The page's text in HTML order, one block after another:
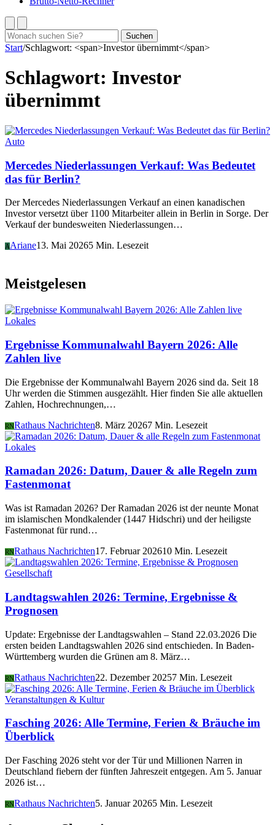
Suchen
nach:
Suchen
Start/Schlagwort: <span>Investor übernimmt</span>
Schlagwort: Investor
übernimmt
Auto
Mercedes Niederlassungen Verkauf: Was Bedeutet
das für Berlin?
Der Mercedes Niederlassungen Verkauf an einen kanadischen
Investor versetzt über 1100 Mitarbeiter allein in Berlin in Sorge. Der
Verkauf der bundesweiten Niederlassungen…
AAriane13. Mai 20265 Min. Lesezeit
Meistgelesen
Lokales
Ergebnisse Kommunalwahl Bayern 2026: Alle
Zahlen live
Die Ergebnisse der Kommunalwahl Bayern 2026 sind da. Seit 18
Uhr werden die Stimmen ausgezählt. Hier finden Sie alle aktuellen
Zahlen, Hochrechnungen,…
RNRathaus Nachrichten8. März 20267 Min. Lesezeit
Lokales
Ramadan 2026: Datum, Dauer & alle Regeln zum
Fastenmonat
Was ist Ramadan 2026? Der Ramadan 2026 ist der neunte Monat
im islamischen Mondkalender (1447 Hidschri) und der heiligste
Fastenmonat für rund…
RNRathaus Nachrichten17. Februar 202610 Min. Lesezeit
Gesellschaft
Landtagswahlen 2026: Termine, Ergebnisse &
Prognosen
Update: Ergebnisse der Landtagswahlen – Stand 22.03.2026 Die
ersten beiden Landtagswahlen 2026 sind entschieden. In Baden-
Württemberg wurden die Grünen am 8. März…
RNRathaus Nachrichten22. Dezember 20257 Min. Lesezeit
Veranstaltungen & Kultur
Fasching 2026: Alle Termine, Ferien & Bräuche im
Überblick
Der Fasching 2026 steht vor der Tür und Millionen Narren in
Deutschland fiebern der fünften Jahreszeit entgegen. Am 5. Januar
2026 ist…
RNRathaus Nachrichten5. Januar 20265 Min. Lesezeit